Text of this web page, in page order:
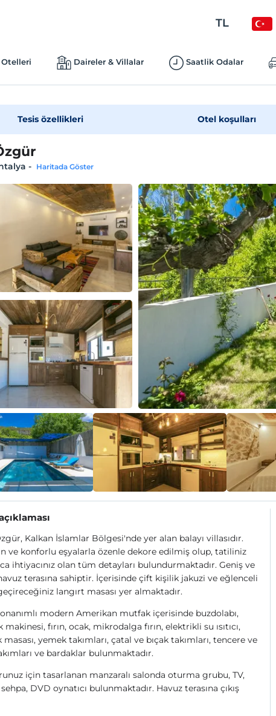
TL
Daireler & Villalar Saatlik Odalar
Tesis özellikleri Otel koşulları
- Haritada Göster
Kalkan İslamlar Bölgesi'nde yer alan balayı villasıdır.
ve konforlu eşyalarla özenle dekore edilmiş olup, tatiliniz
ihtiyacınız olan tüm detayları bulundurmaktadır. Geniş ve
terasına sahiptir. İçerisinde çift kişilik jakuzi ve eğlenceli
langırt masası yer almaktadır.
modern Amerikan mutfak içerisinde buzdolabı,
makinesi, fırın, ocak, mikrodalga fırın, elektrikli su ısıtıcı,
yemek takımları, çatal ve bıçak takımları, tencere ve
ve bardaklar bulunmaktadır.
için tasarlanan manzaralı salonda oturma grubu, TV,
DVD oynatıcı bulunmaktadır. Havuz terasına çıkış